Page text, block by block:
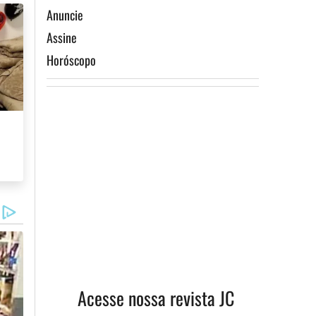
Anuncie
Assine
Horóscopo
Acesse nossa revista JC